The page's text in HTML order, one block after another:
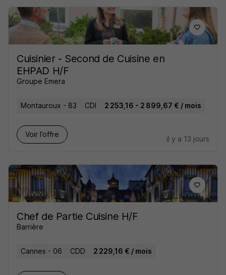
Cuisinier - Second de Cuisine en
EHPAD H/F
Groupe Emera
Montauroux - 83 CDI 2 253,16 - 2 899,67 € / mois
Voir l’offre
il y a 13 jours
Chef de Partie Cuisine H/F
Barrière
Cannes - 06 CDD 2 229,16 € / mois